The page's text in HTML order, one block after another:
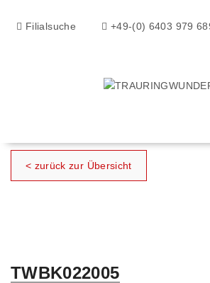
Filialsuche +49-(0) 6403 979
< zurück zur Übersicht
TWBK022005